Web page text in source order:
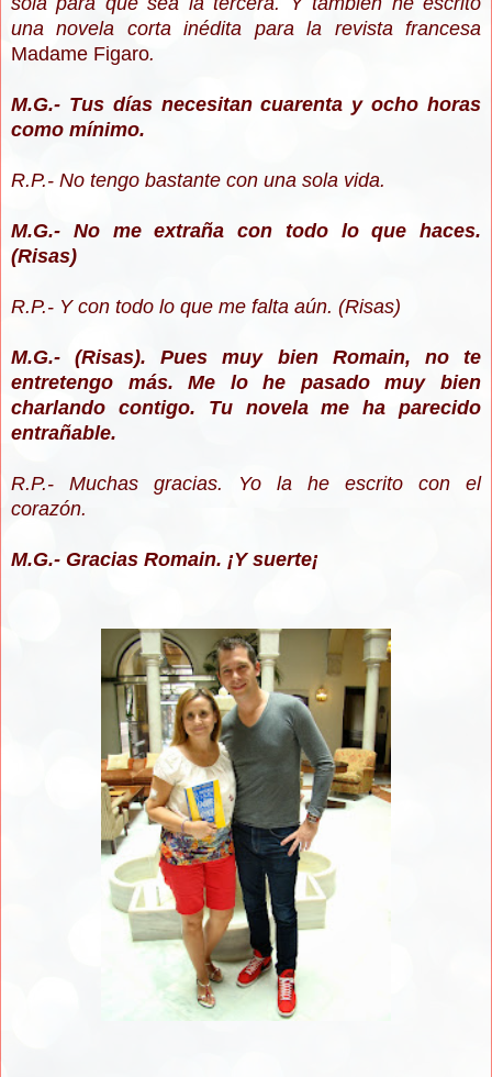
una novela corta inédita para la revista francesa
Madame Figaro.
M.G.- Tus días necesitan cuarenta y ocho horas
como mínimo.
R.P.- No tengo bastante con una sola vida.
M.G.- No me extraña con todo lo que haces.
(Risas)
R.P.- Y con todo lo que me falta aún. (Risas)
M.G.- (Risas). Pues muy bien Romain, no te
entretengo más. Me lo he pasado muy bien
charlando contigo. Tu novela me ha parecido
entrañable.
R.P.- Muchas gracias. Yo la he escrito con el
corazón.
M.G.- Gracias Romain. ¡Y suerte¡